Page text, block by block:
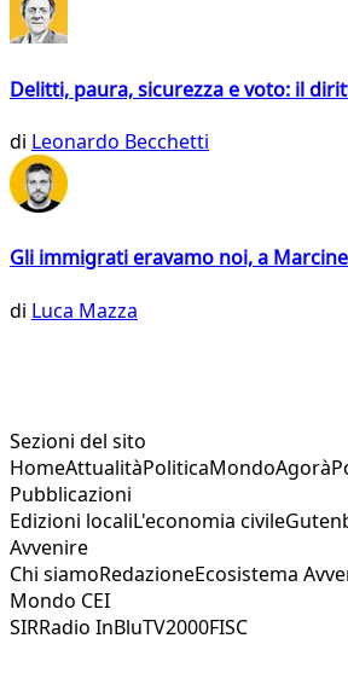
Delitti, paura, sicurezza e voto: il
di Leonardo Becchetti
Gli immigrati eravamo noi, a
di Luca Mazza
Sezioni del sito
HomeAttualitàPoliticaMondoAgorà
Pubblicazioni
Edizioni localiL'economia civile
Avvenire
Chi siamoRedazioneEcosistema
Mondo CEI
SIRRadio InBluTV2000FISC